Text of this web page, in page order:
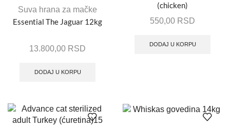
Suva hrana za mačke
Essential The Jaguar 12kg
13.800,00 RSD
DODAJ U KORPU
(chicken)
550,00 RSD
DODAJ U KORPU